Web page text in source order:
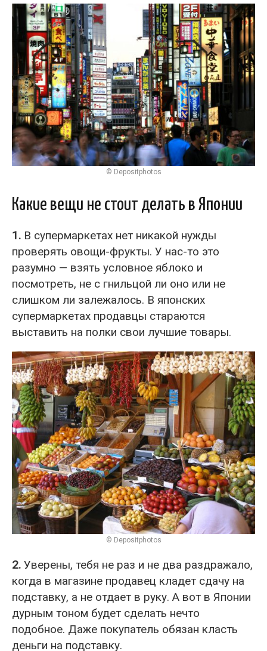
© Depositphotos
Какие вещи не стоит делать в Японии
1. В супермаркетах нет никакой нужды
проверять овощи-фрукты. У нас-то это
разумно — взять условное яблоко и
посмотреть, не с гнильцой ли оно или не
слишком ли залежалось. В японских
супермаркетах продавцы стараются
выставить на полки свои лучшие товары.
© Depositphotos
2. Уверены, тебя не раз и не два раздражало,
когда в магазине продавец кладет сдачу на
подставку, а не отдает в руку. А вот в Японии
дурным тоном будет сделать нечто
подобное. Даже покупатель обязан класть
деньги на подставку.